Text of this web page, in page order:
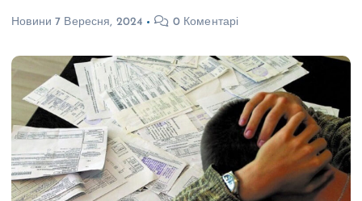
Новини 7 Вересня, 2024 0 Коментарі